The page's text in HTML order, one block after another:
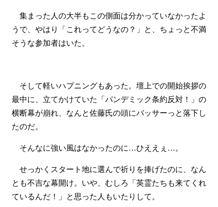
集まった人の大半もこの側面は分かっていなかったよ
うで、やはり「これってどうなの？」と、ちょっと不満
そうな参加者はいた。
そして軽いハプニングもあった。壇上での開始挨拶の
最中に、立てかけていた「パンデミック条約反対！」の
横断幕が崩れ、なんと佐藤氏の頭にバッサーっと落下し
たのだ。
そんなに強い風はなかったのに…ひええぇ…。
せっかくスタート地に選んで祈りを捧げたのに、なん
とも不吉な幕開け。いや、むしろ「英霊たちも来てくれ
ているんだ！」と思った人もいたりして。